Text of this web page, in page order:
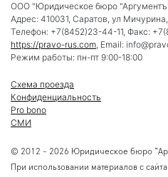
© 2012 - 2026 Юридическое бюро
При использовании материалов с
ООО "Юридическое бюро
Адрес: 410031, Саратов, ул Мичурина,
Телефон: +7(8452)23-44-11, Факс:
https://pravo-rus.com, Email:
Режим работы: пн-пт 9:00-18:00
Схема проезда
Конфиденциальность
Pro bono
СМИ